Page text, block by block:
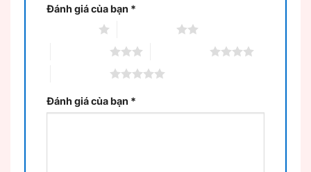
Đánh giá của bạn *
Đánh giá của bạn *